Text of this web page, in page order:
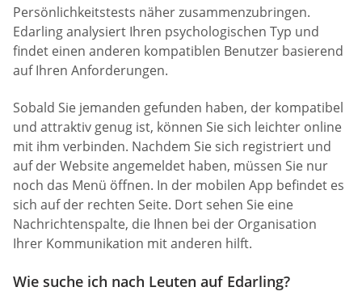
Persönlichkeitstests näher zusammenzubringen.
Edarling analysiert Ihren psychologischen Typ und
findet einen anderen kompatiblen Benutzer basierend
auf Ihren Anforderungen.
Sobald Sie jemanden gefunden haben, der kompatibel
und attraktiv genug ist, können Sie sich leichter online
mit ihm verbinden. Nachdem Sie sich registriert und
auf der Website angemeldet haben, müssen Sie nur
noch das Menü öffnen. In der mobilen App befindet es
sich auf der rechten Seite. Dort sehen Sie eine
Nachrichtenspalte, die Ihnen bei der Organisation
Ihrer Kommunikation mit anderen hilft.
Wie suche ich nach Leuten auf Edarling?